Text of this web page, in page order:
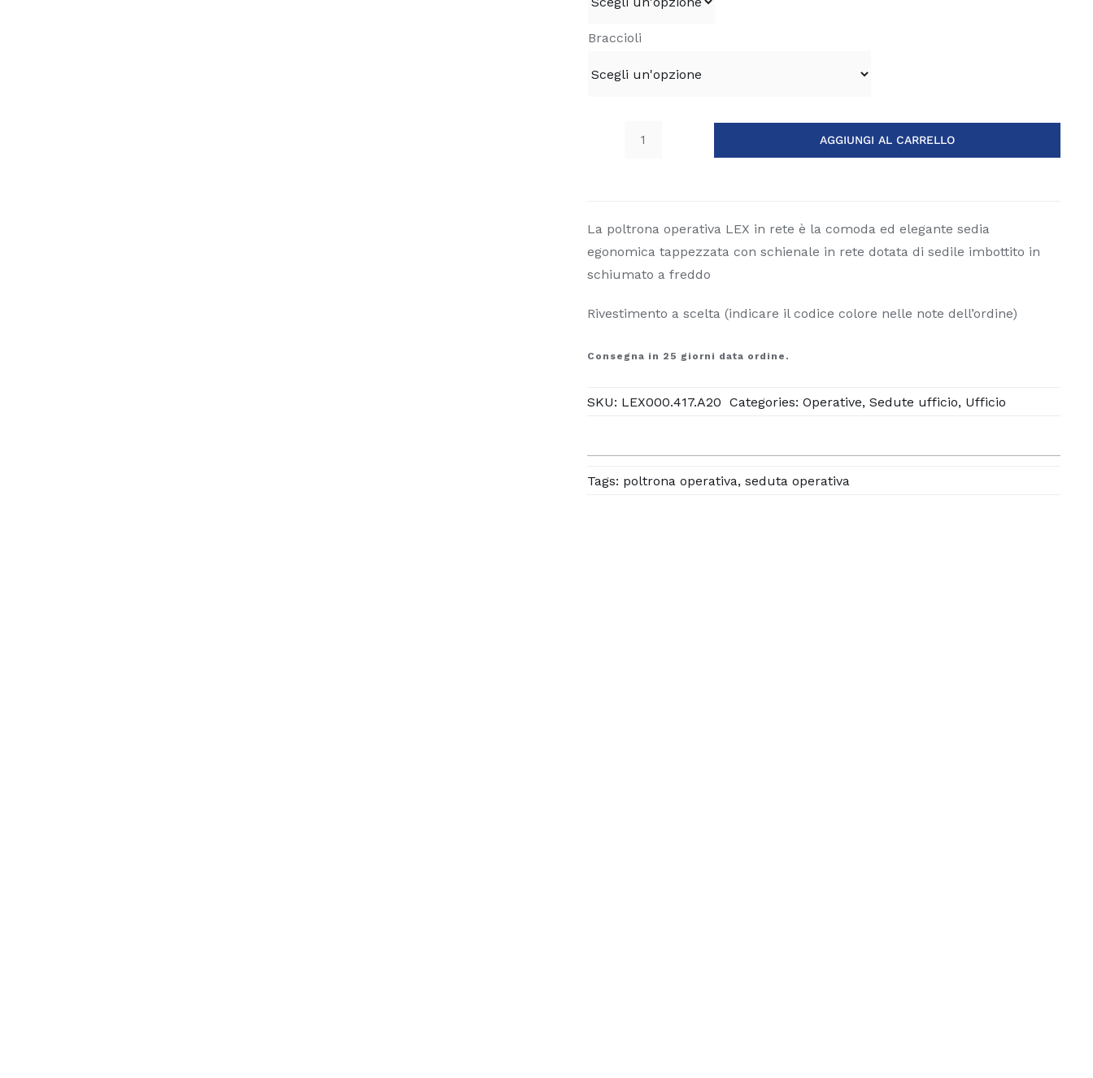
Braccioli
AGGIUNGI AL CARRELLO
La poltrona operativa LEX in rete è la comoda ed elegante sedia
egonomica tappezzata con schienale in rete dotata di sedile imbottito in
schiumato a freddo
Rivestimento a scelta (indicare il codice colore nelle note dell’ordine)
Consegna in 25 giorni data ordine.
SKU: LEX000.417.A20 Categories:Operative,Sedute ufficio, Ufficio
Tags: poltrona operativa,seduta operativa